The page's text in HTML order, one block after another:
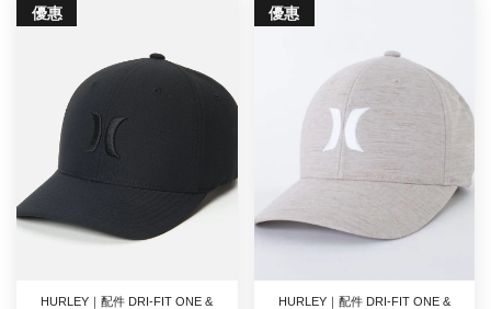
優惠
HURLEY｜配件 DRI-FIT ONE &
優惠
HURLEY｜配件 DRI-FIT ONE &